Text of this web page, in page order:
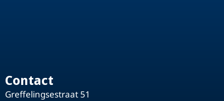
Contact
Greffelingsestraat 51